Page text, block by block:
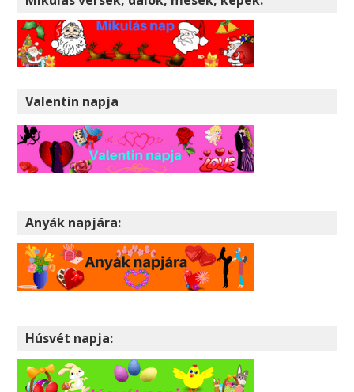
Valentin napja
Anyák napjára:
Húsvét napja: